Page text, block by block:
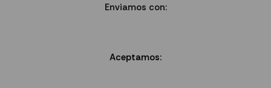
Enviamos con:
Aceptamos: